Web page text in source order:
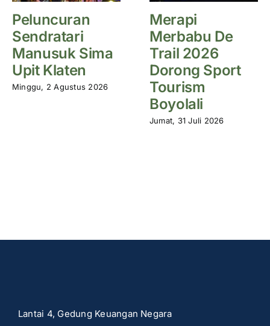
Peluncuran
Sendratari
Manusuk Sima
Upit Klaten
Minggu, 2 Agustus 2026
Merapi
Merbabu De
Trail 2026
Dorong Sport
Tourism
Boyolali
Jumat, 31 Juli 2026
Lantai 4, Gedung Keuangan Negara